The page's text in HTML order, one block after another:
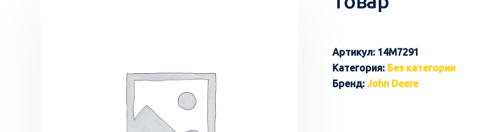
Артикул: 14M7291
Категория: Без категории
Бренд: John Deere